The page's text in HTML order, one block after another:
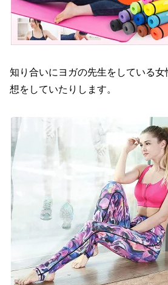
知り合いにヨガの先生をしている
想をしていたりします。